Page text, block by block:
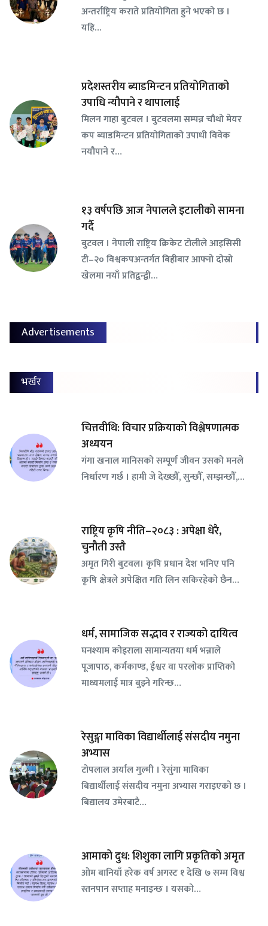
अन्तर्राष्ट्रिय कराते प्रतियोगिता हुने भएको छ ।
यहि…
प्रदेशस्तरीय ब्याडमिन्टन प्रतियोगिताको
उपाधि न्यौपाने र थापालाई
मिलन गाहा बुटवल । बुटवलमा सम्पन्न चौथो मेयर
कप ब्याडमिन्टन प्रतियोगिताको उपाधी विवेक
नयौपाने र…
१३ वर्षपछि आज नेपालले इटालीको सामना
गर्दै
बुटवल । नेपाली राष्ट्रिय क्रिकेट टोलीले आइसिसी
टी–२० विश्वकपअन्तर्गत बिहीबार आफ्नो दोस्रो
खेलमा नयाँ प्रतिद्वन्द्वी…
Advertisements
भर्खर
चित्तवीथि: विचार प्रक्रियाको विश्लेषणात्मक
अध्ययन
गंगा खनाल मानिसको सम्पूर्ण जीवन उसको मनले
निर्धारण गर्छ । हामी जे देख्छौँ, सुन्छौँ, सम्झन्छौँ,…
राष्ट्रिय कृषि नीति–२०८३ : अपेक्षा धेरै,
चुनौती उस्तै
अमृत गिरी बुटवल। कृषि प्रधान देश भनिए पनि
कृषि क्षेत्रले अपेक्षित गति लिन सकिरहेको छैन…
धर्म, सामाजिक सद्भाव र राज्यको दायित्व
घनश्याम कोइराला सामान्यतया धर्म भन्नाले
पूजापाठ, कर्मकाण्ड, ईश्वर वा परलोक प्राप्तिको
माध्यमलाई मात्र बुझ्ने गरिन्छ…
रेसुङ्गा माविका विद्यार्थीलाई संसदीय नमुना
अभ्यास
टोपलाल अर्याल गुल्मी । रेसुंगा माविका
बिद्यार्थीलाई संसदीय नमुना अभ्यास गराइएको छ ।
बिद्यालय उमेरबाटै…
आमाको दुध: शिशुका लागि प्रकृतिको अमृत
ओम बानियाँ हरेक वर्ष अगस्ट १ देखि ७ सम्म विश्व
स्तनपान सप्ताह मनाइन्छ । यसको…